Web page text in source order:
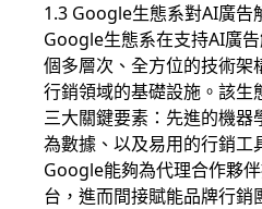
1.3 Google生態系對AI廣告
Google生態系在支持AI廣
個多層次、全方位的技術架
行銷領域的基礎設施。該生
三大關鍵要素：先進的機
為數據、以及易用的行銷工
Google能夠為代理合作夥
台，進而間接賦能品牌行